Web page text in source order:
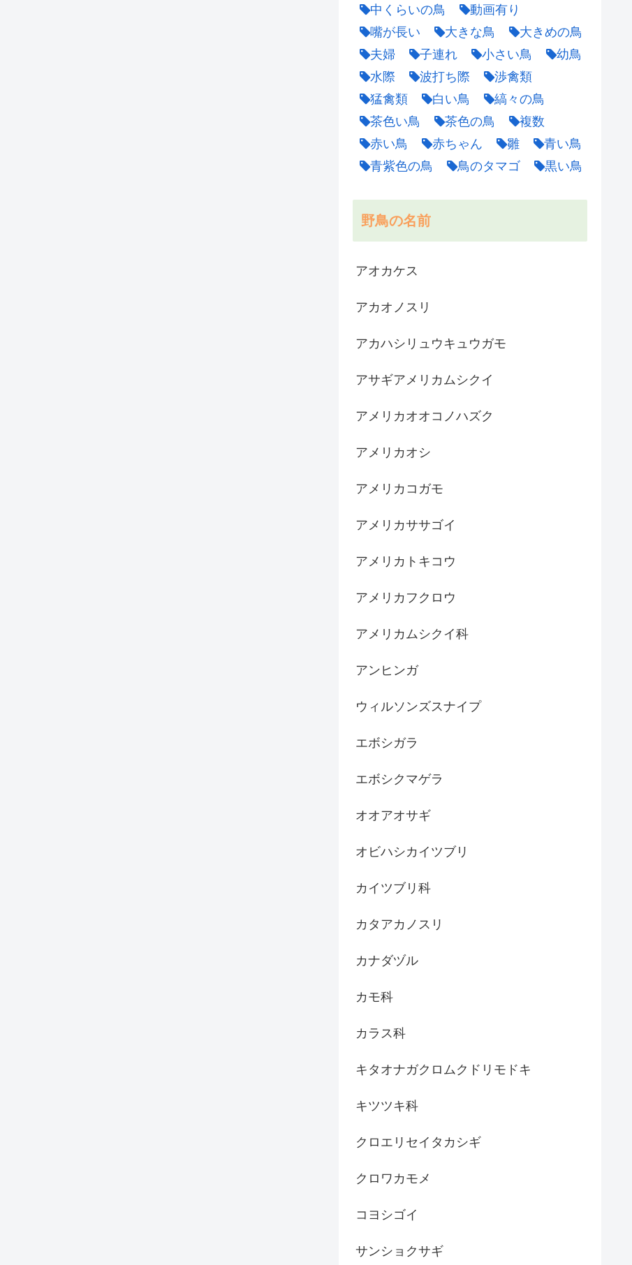
中くらいの鳥
動画有り
嘴が長い
大きな鳥
大きめの鳥
夫婦
子連れ 小さい鳥
幼鳥
水際
波打ち際
渉禽類
猛禽類
白い鳥
縞々の鳥
茶色い鳥
茶色の鳥
複数
赤い鳥
赤ちゃん 雛
青い鳥
青紫色の鳥
鳥のタマゴ 黒い鳥
野鳥の名前
アオカケス
アカオノスリ
アカハシリュウキュウガモ
アサギアメリカムシクイ
アメリカオオコノハズク
アメリカオシ
アメリカコガモ
アメリカササゴイ
アメリカトキコウ
アメリカフクロウ
アメリカムシクイ科
アンヒンガ
ウィルソンズスナイプ
エボシガラ
エボシクマゲラ
オオアオサギ
オビハシカイツブリ
カイツブリ科
カタアカノスリ
カナダヅル
カモ科
カラス科
キタオナガクロムクドリモドキ
キツツキ科
クロエリセイタカシギ
クロワカモメ
コヨシゴイ
サンショクサギ